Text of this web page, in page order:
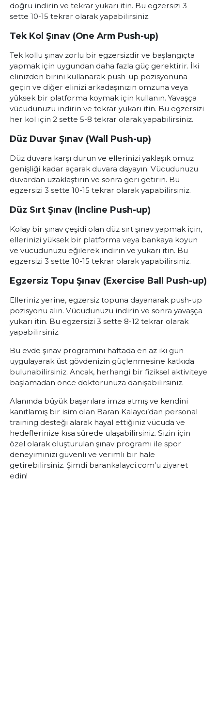
doğru indirin ve tekrar yukarı itin. Bu egzersizi 3
sette 10-15 tekrar olarak yapabilirsiniz.
Tek Kol Şınav (One Arm Push-up)
Tek kollu şınav zorlu bir egzersizdir ve başlangıçta
yapmak için uygundan daha fazla güç gerektirir. İki
elinizden birini kullanarak push-up pozisyonuna
geçin ve diğer elinizi arkadaşınızın omzuna veya
yüksek bir platforma koymak için kullanın. Yavaşça
vücudunuzu indirin ve tekrar yukarı itin. Bu egzersizi
her kol için 2 sette 5-8 tekrar olarak yapabilirsiniz.
Düz Duvar Şınav (Wall Push-up)
Düz duvara karşı durun ve ellerinizi yaklaşık omuz
genişliği kadar açarak duvara dayayın. Vücudunuzu
duvardan uzaklaştırın ve sonra geri getirin. Bu
egzersizi 3 sette 10-15 tekrar olarak yapabilirsiniz.
Düz Sırt Şınav (Incline Push-up)
Kolay bir şınav çeşidi olan düz sırt şınav yapmak için,
ellerinizi yüksek bir platforma veya bankaya koyun
ve vücudunuzu eğilerek indirin ve yukarı itin. Bu
egzersizi 3 sette 10-15 tekrar olarak yapabilirsiniz.
Egzersiz Topu Şınav (Exercise Ball Push-up)
Elleriniz yerine, egzersiz topuna dayanarak push-up
pozisyonu alın. Vücudunuzu indirin ve sonra yavaşça
yukarı itin. Bu egzersizi 3 sette 8-12 tekrar olarak
yapabilirsiniz.
Bu evde şınav programını haftada en az iki gün
uygulayarak üst gövdenizin güçlenmesine katkıda
bulunabilirsiniz. Ancak, herhangi bir fiziksel aktiviteye
başlamadan önce doktorunuza danışabilirsiniz.
Alanında büyük başarılara imza atmış ve kendini
kanıtlamış bir isim olan Baran Kalaycı’dan personal
training desteği alarak hayal ettiğiniz vücuda ve
hedeflerinize kısa sürede ulaşabilirsiniz. Sizin için
özel olarak oluşturulan şınav programı ile spor
deneyiminizi güvenli ve verimli bir hale
getirebilirsiniz. Şimdi barankalayci.com’u ziyaret
edin!